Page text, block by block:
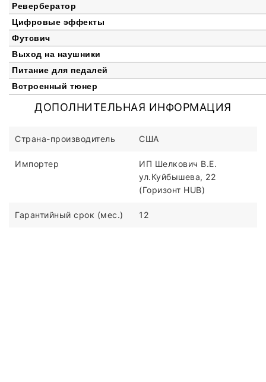
Ревербератор
Цифровые эффекты
Футсвич
Выход на наушники
Питание для педалей
Встроенный тюнер
ДОПОЛНИТЕЛЬНАЯ ИНФОРМАЦИЯ
Страна-производитель США
Импортер
ИП Шелкович В.Е.
ул.Куйбышева, 22
(Горизонт HUB)
Гарантийный срок (мес.) 12